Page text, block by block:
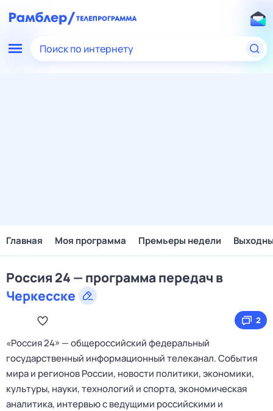
Поиск по интернету
Главная Моя программа Премьеры недели
Россия 24 — программа передач в
Черкесске
2
«Россия 24» — общероссийский федеральный
государственный информационный телеканал. События
мира и регионов России, новости политики, экономики,
культуры, науки, технологий и спорта, экономическая
аналитика, интервью с ведущими российскими и